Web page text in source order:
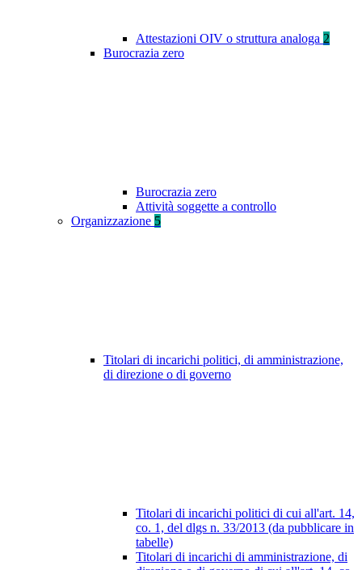
Attestazioni OIV o struttura analoga 2
Burocrazia zero
Burocrazia zero
Attività soggette a controllo
Organizzazione 5
Titolari di incarichi politici, di amministrazione,
di direzione o di governo
Titolari di incarichi politici di cui all'art. 14,
co. 1, del dlgs n. 33/2013 (da pubblicare in
tabelle)
Titolari di incarichi di amministrazione, di